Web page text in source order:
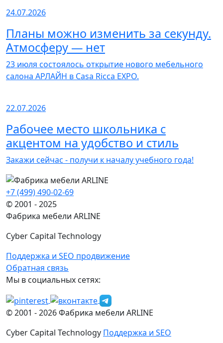
24.07.2026
Планы можно изменить за секунду.
Атмосферу — нет
23 июля состоялось открытие нового мебельного
салона АРЛАЙН в Casa Ricca EXPO.
22.07.2026
Рабочее место школьника с
акцентом на удобство и стиль
Закажи сейчас - получи к началу учебного года!
+7 (499) 490-02-69
© 2001 - 2025
Фабрика мебели ARLINE
Cyber Capital Technology
Поддержка и SEO продвижение
Обратная связь
Мы в социальных сетях:
© 2001 -2026Фабрика мебели ARLINE
Cyber Capital Technology Поддержка и SEO